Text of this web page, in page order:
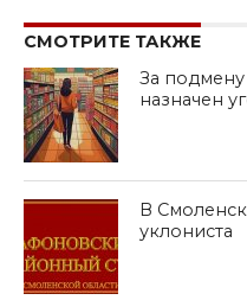
СМОТРИТЕ ТАКЖЕ
За
назначен
В
уклониста